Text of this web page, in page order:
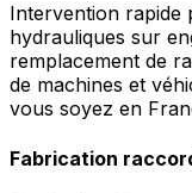
Intervention rapide
hydrauliques sur
remplacement de
de machines et
vous soyez en
Fabrication